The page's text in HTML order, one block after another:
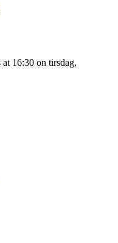
16:30 on tirsdag,